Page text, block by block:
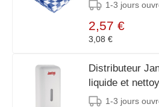
1-3 jours
2,57 €
3,08 €
Distributeur
liquide et
mains 1L
1-3 jours